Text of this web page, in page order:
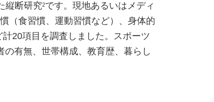
縦断研究2です。現地あるいはメディ
（食習慣、運動習慣など）、身体的
計20項目を調査しました。スポーツ
有無、世帯構成、教育歴、暮らし